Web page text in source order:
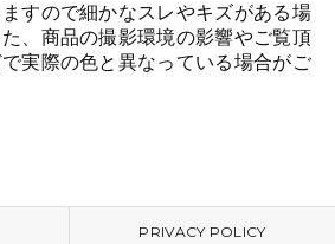
すので細かなスレやキズがある場
、商品の撮影環境の影響やご覧頂
実際の色と異なっている場合がご
PRIVACY POLICY